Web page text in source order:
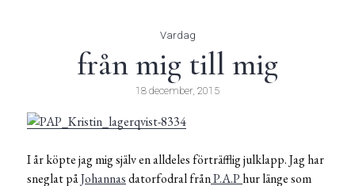
Vardag
från mig till mig
18 december, 2015
I år köpte jag mig själv en alldeles förträfflig julklapp. Jag har
sneglat påJohannasdatorfodral frånP.A.P hur länge som